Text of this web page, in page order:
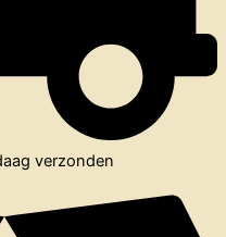
verzonden